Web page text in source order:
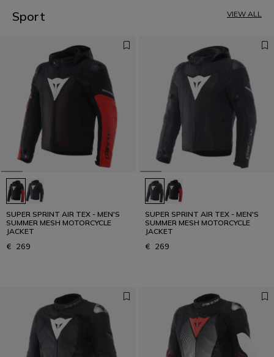
6
Sport VIEW ALL
SUPER SPRINT AIR TEX - MEN'S
SUMMER MESH MOTORCYCLE
JACKET
€ 269
SUPER SPRINT AIR TEX - MEN'S
SUMMER MESH MOTORCYCLE
JACKET
€ 269